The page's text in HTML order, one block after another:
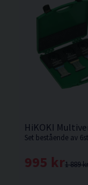
HiKOKI
1 889 kr
995 kr